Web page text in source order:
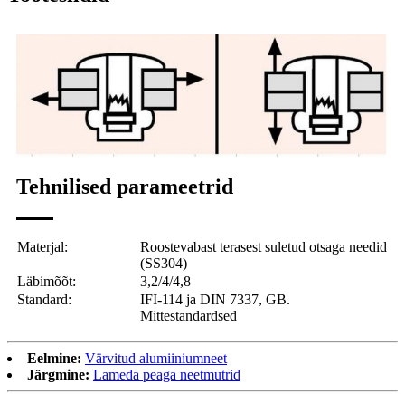
Tehnilised parameetrid
Materjal:
Roostevabast terasest suletud otsaga needid
(SS304)
Läbimõõt:
3,2/4/4,8
Standard:
IFI-114 ja DIN 7337, GB.
Mittestandardsed
Eelmine: Värvitud alumiiniumneet
Järgmine: Lameda peaga neetmutrid